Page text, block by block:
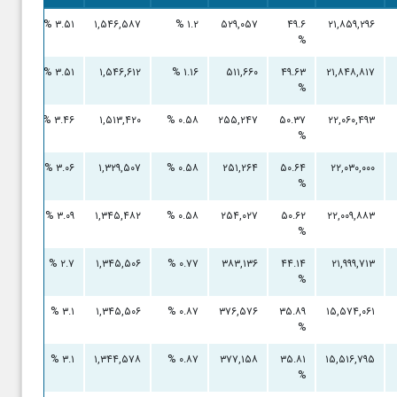
۲۱,۸۵۹,۲۹۶
۴۹.۶
%
۵۲۹,۰۵۷ ۱.۲ % ۱,۵۴۶,۵۸۷ ۳.۵۱ %
۲۱,۸۴۸,۸۱۷
۴۹.۶۳
%
۵۱۱,۶۶۰ ۱.۱۶ % ۱,۵۴۶,۶۱۲ ۳.۵۱ %
۲۲,۰۶۰,۴۹۳
۵۰.۳۷
%
۲۵۵,۲۴۷ ۰.۵۸ % ۱,۵۱۳,۴۲۰ ۳.۴۶ %
۲۲,۰۳۰,۰۰۰
۵۰.۶۴
%
۲۵۱,۲۶۴ ۰.۵۸ % ۱,۳۲۹,۵۰۷ ۳.۰۶ %
۲۲,۰۰۹,۸۸۳
۵۰.۶۲
%
۲۵۴,۰۲۷ ۰.۵۸ % ۱,۳۴۵,۴۸۲ ۳.۰۹ %
۲۱,۹۹۹,۷۱۳
۴۴.۱۴
%
۳۸۳,۱۳۶ ۰.۷۷ % ۱,۳۴۵,۵۰۶ ۲.۷ %
۱۵,۵۷۴,۰۶۱
۳۵.۸۹
%
۳۷۶,۵۷۶ ۰.۸۷ % ۱,۳۴۵,۵۰۶ ۳.۱ %
۱۵,۵۱۶,۷۹۵
۳۵.۸۱
%
۳۷۷,۱۵۸ ۰.۸۷ % ۱,۳۴۴,۵۷۸ ۳.۱ %